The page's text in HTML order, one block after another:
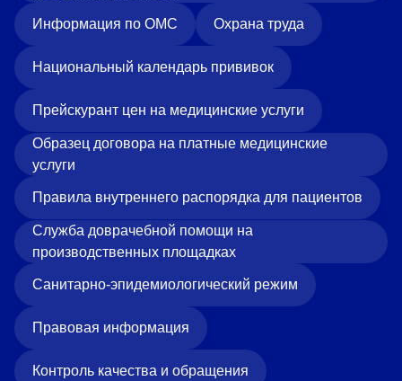
Закупки
Вопрос — ответ
Направления деятельности
Новости
Прейскурант цен
Спроси врача
Контакты
Центр здоровья НЛМК
398005, г. Липецк, пл. Металлургов, 1
Информация по ОМС Охрана труда
Национальный календарь прививок
Прейскурант цен на медицинские услуги
Образец договора на платные медицинские
услуги
Правила внутреннего распорядка для пациентов
Служба доврачебной помощи на
производственных площадках
Санитарно-эпидемиологический режим
Правовая информация
Контроль качества и обращения